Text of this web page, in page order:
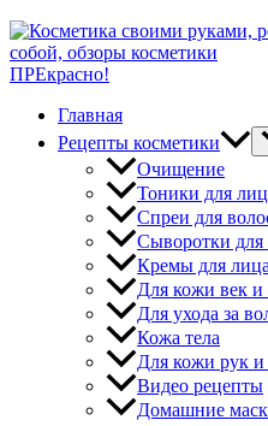
ПРЕкрасно!
Главная
Рецепты косметики
Очищение
Тоники для
Спреи для
Сыворотки для
Кремы для лица
Для кожи век и
Для ухода за
Кожа тела
Для кожи рук и
Видео рецепты
Домашние